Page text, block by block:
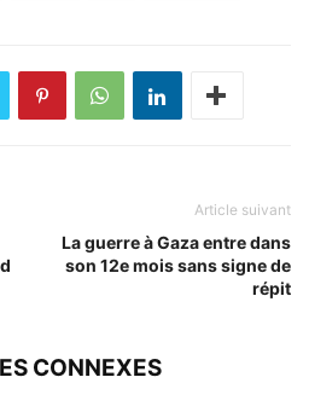
Article suivant
La guerre à Gaza entre dans
son 12e mois sans signe de
répit
CONNEXES